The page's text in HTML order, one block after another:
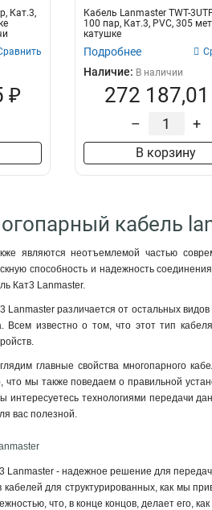
TWT-5EUTP16-XS 1
TWT-5EUTP25-XS
TWT-5EUTP25-XS-OUT
TWT-5EUTP50-XS 1
TWT-5EUTP50-XS-OUT
TWT-EARTH-W60-100 1
NM-FTP5E25PR-CU-GY
NM-FTP5E50PR-CU-OUT 1
NM-FTP5E50PR-CU-GY 1
Кат.3,
₽
Кабель Lanmaster TWT-
100 пар, Кат.3, PVC, 305
катушке
Подробнее
Наличие: В наличии
272
– +
В корзину
кабель
являются неотъемлемой частью
способность и надежность
Кат3 Lanmaster.
Lanmaster различается от остальных
Всем известно о том, что этот тип
главные свойства многопарного
что мы также поведаем о правильной
интересуетесь технологиями передачи
вас полезной.
Lanmaster - надежное решение для
для структурированных, как мы
что, в конце концов, делает его,